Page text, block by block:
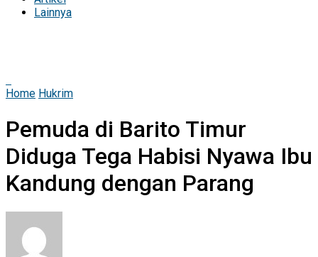
Lainnya
Home Hukrim
Pemuda di Barito Timur
Diduga Tega Habisi Nyawa Ibu
Kandung dengan Parang